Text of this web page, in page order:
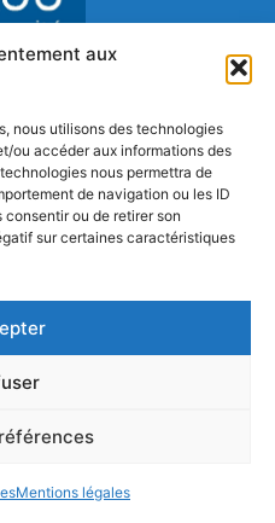
aux
nous utilisons des technologies
ou accéder aux informations des
nous permettra de
de navigation ou les ID
ou de retirer son
sur certaines caractéristiques
Mentions légales
sur l'Innovation